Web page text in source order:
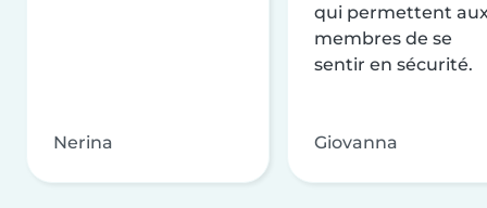
Nerina
qui permettent
membres de se
sentir en sécurité.
Giovanna